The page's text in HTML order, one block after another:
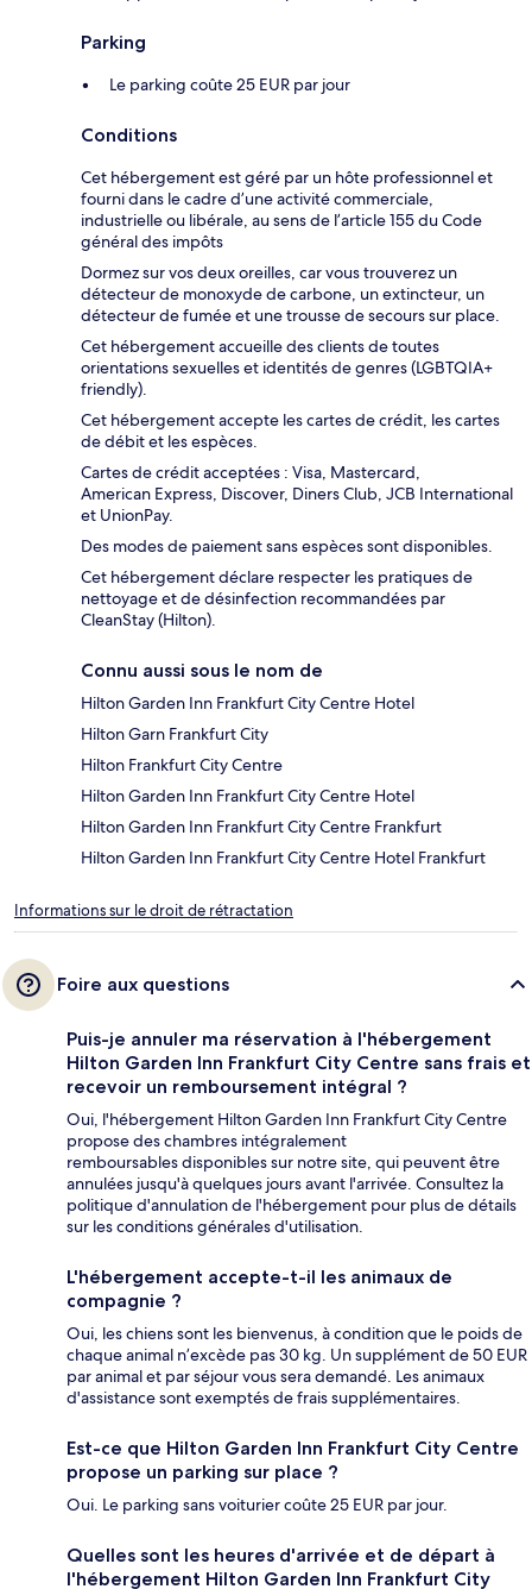
Parking
Le parking coûte 25 EUR par jour
Conditions
Cet hébergement est géré par un hôte professionnel et
fourni dans le cadre d’une activité commerciale,
industrielle ou libérale, au sens de l’article 155 du Code
général des impôts
Dormez sur vos deux oreilles, car vous trouverez un
détecteur de monoxyde de carbone, un extincteur, un
détecteur de fumée et une trousse de secours sur place.
Cet hébergement accueille des clients de toutes
orientations sexuelles et identités de genres (LGBTQIA+
friendly).
Cet hébergement accepte les cartes de crédit, les cartes
de débit et les espèces.
Cartes de crédit acceptées : Visa, Mastercard,
American Express, Discover, Diners Club, JCB International
et UnionPay.
Des modes de paiement sans espèces sont disponibles.
Cet hébergement déclare respecter les pratiques de
nettoyage et de désinfection recommandées par
CleanStay (Hilton).
Connu aussi sous le nom de
Hilton Garden Inn Frankfurt City Centre Hotel
Hilton Garn Frankfurt City
Hilton Frankfurt City Centre
Hilton Garden Inn Frankfurt City Centre Hotel
Hilton Garden Inn Frankfurt City Centre Frankfurt
Hilton Garden Inn Frankfurt City Centre Hotel Frankfurt
Informations sur le droit de rétractation
Foire aux questions
Puis-je annuler ma réservation à l'hébergement
Hilton Garden Inn Frankfurt City Centre sans frais et
recevoir un remboursement intégral ?
Oui, l'hébergement Hilton Garden Inn Frankfurt City Centre
propose des chambres intégralement
remboursables disponibles sur notre site, qui peuvent être
annulées jusqu'à quelques jours avant l'arrivée. Consultez la
politique d'annulation de l'hébergement pour plus de détails
sur les conditions générales d'utilisation.
L'hébergement accepte-t-il les animaux de
compagnie ?
Oui, les chiens sont les bienvenus, à condition que le poids de
chaque animal n’excède pas 30 kg. Un supplément de 50 EUR
par animal et par séjour vous sera demandé. Les animaux
d'assistance sont exemptés de frais supplémentaires.
Est-ce que Hilton Garden Inn Frankfurt City Centre
propose un parking sur place ?
Oui. Le parking sans voiturier coûte 25 EUR par jour.
Quelles sont les heures d'arrivée et de départ à
l'hébergement Hilton Garden Inn Frankfurt City